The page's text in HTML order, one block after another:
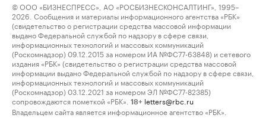
© ООО «БИЗНЕСПРЕСС», АО «РОСБИЗНЕСКОНСАЛТИНГ», 1995–
2026. Сообщения и материалы информационного агентства «РБК»
(свидетельство о регистрации средства массовой информации
выдано Федеральной службой по надзору в сфере связи,
информационных технологий и массовых коммуникаций
(Роскомнадзор) 09.12.2015 за номером ИА №ФС77-63848) и сетевого
издания «РБК» (свидетельство о регистрации средства массовой
информации выдано Федеральной службой по надзору в сфере связи,
информационных технологий и массовых коммуникаций
(Роскомнадзор) 03.12.2021 за номером ЭЛ №ФС77-82385)
сопровождаются пометкой «РБК».
18+ letters@rbc.ru
Владельцем сайта является информационное агентство «РБК».